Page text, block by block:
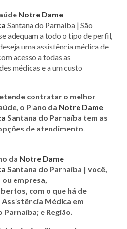
Notre Dame
Santana do Parnaíba | São
adequam a todo o tipo de perfil,
uma assistência médica de
acesso a todas as
médicas e a um custo
contratar o melhor
o Plano da Notre Dame
Santana do Parnaíba tem as
de atendimento.
da Notre Dame
Santana do Parnaíba | você,
ou empresa,
com o que há de
Médica em
Parnaíba; e Região.